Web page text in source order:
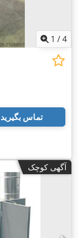
1 /4
تماس بگیرید
آگهی کوچک